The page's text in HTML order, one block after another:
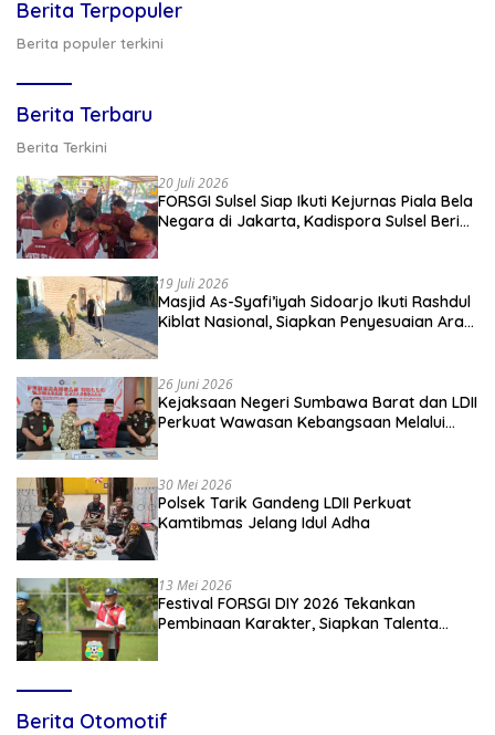
Berita Terpopuler
Berita populer terkini
Berita Terbaru
Berita Terkini
20 Juli 2026
FORSGI Sulsel Siap Ikuti Kejurnas Piala Bela
Negara di Jakarta, Kadispora Sulsel Beri
19 Juli 2026
Masjid As-Syafi’iyah Sidoarjo Ikuti Rashdul
Kiblat Nasional, Siapkan Penyesuaian Arah
26 Juni 2026
Kejaksaan Negeri Sumbawa Barat dan LDII
Perkuat Wawasan Kebangsaan Melalui
30 Mei 2026
Polsek Tarik Gandeng LDII Perkuat
Kamtibmas Jelang Idul Adha
13 Mei 2026
Festival FORSGI DIY 2026 Tekankan
Pembinaan Karakter, Siapkan Talenta
Berita Otomotif